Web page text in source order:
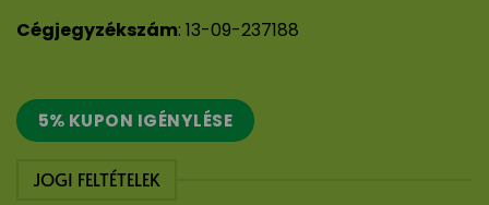
Cégjegyzékszám: 13-09-237188
5% KUPON IGÉNYLÉSE
JOGI FELTÉTELEK